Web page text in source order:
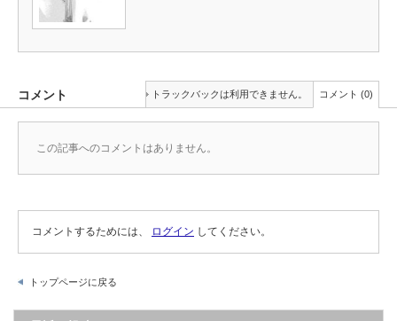
コメント トラックバックは利用できません。 コメント (0)
この記事へのコメントはありません。
コメントするためには、 ログイン してください。
トップページに戻る